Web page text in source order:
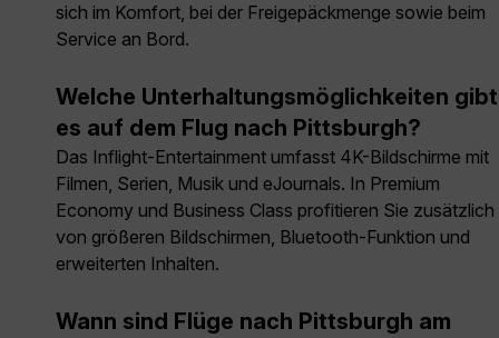
sich im Komfort, bei der Freigepäckmenge sowie beim
Service an Bord.
Welche Unterhaltungsmöglichkeiten gibt
es auf dem Flug nach Pittsburgh?
Das Inflight-Entertainment umfasst 4K-Bildschirme mit
Filmen, Serien, Musik und eJournals. In Premium
Economy und Business Class profitieren Sie zusätzlich
von größeren Bildschirmen, Bluetooth-Funktion und
erweiterten Inhalten.
Wann sind Flüge nach Pittsburgh am